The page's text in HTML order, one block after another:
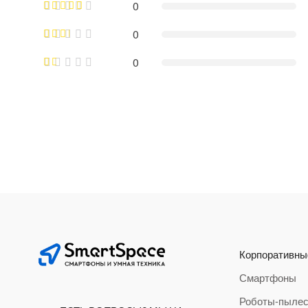
0
0
0
Смартфоны
Роботы-